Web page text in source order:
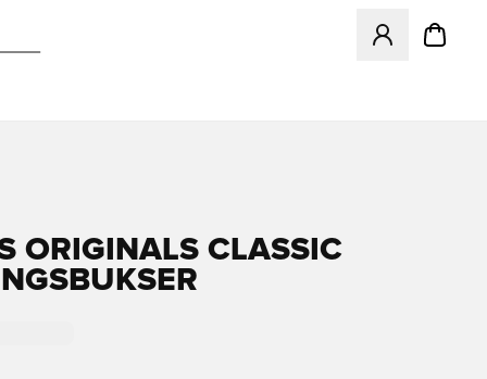
Åbner en
ORIGINALS CLASSIC